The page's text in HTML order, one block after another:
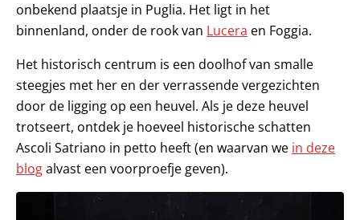
onbekend plaatsje in Puglia. Het ligt in het
binnenland, onder de rook van Lucera en Foggia.
Het historisch centrum is een doolhof van smalle
steegjes met her en der verrassende vergezichten
door de ligging op een heuvel. Als je deze heuvel
trotseert, ontdek je hoeveel historische schatten
Ascoli Satriano in petto heeft (en waarvan we in deze
blogalvast een voorproefje geven).